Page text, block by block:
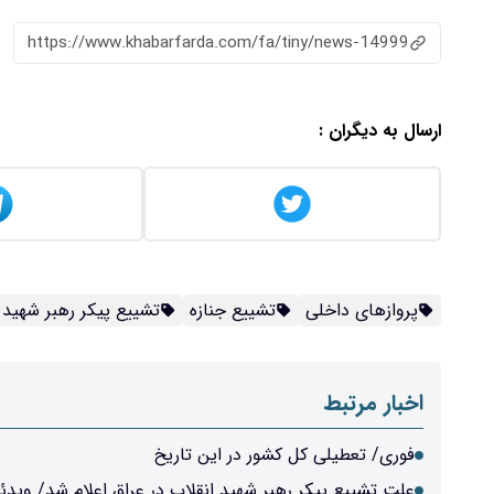
https://www.khabarfarda.com/fa/tiny/news-14999
ارسال به دیگران :
پروازهای داخلی تشییع جنازه تشییع پیکر رهبر شهید
اخبار مرتبط
فوری/ تعطیلی کل کشور در این تاریخ